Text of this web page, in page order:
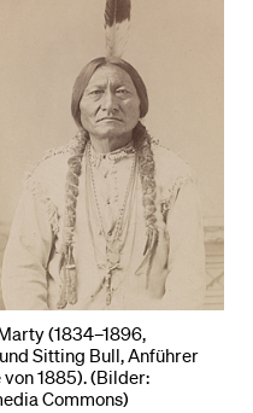
(1834–1896,
Sitting Bull, Anführer
1885). (Bilder:
Commons)